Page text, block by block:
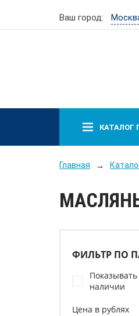
Ваш город:
КАТАЛОГ
Главная
ФИЛЬТР ПО
наличии
Цена в рублях